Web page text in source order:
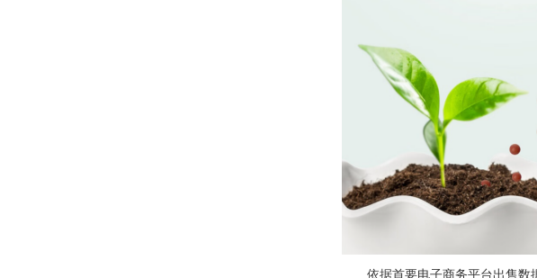
依据首要电子商务平台出售数